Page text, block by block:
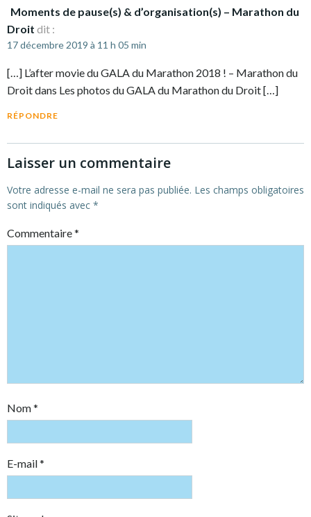
Moments de pause(s) & d’organisation(s) – Marathon du
Droit dit :
17 décembre 2019 à 11 h 05 min
[…] L’after movie du GALA du Marathon 2018 ! – Marathon du
Droit dans Les photos du GALA du Marathon du Droit […]
RÉPONDRE
Laisser un commentaire
Votre adresse e-mail ne sera pas publiée. Les champs obligatoires
sont indiqués avec *
Commentaire*
Nom*
E-mail*